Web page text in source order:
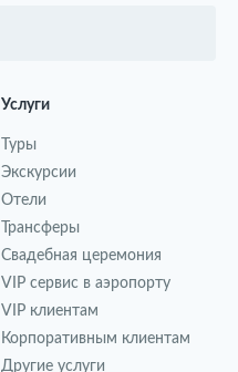
Услуги
Туры
Экскурсии
Отели
Трансферы
Свадебная церемония
VIP сервис в аэропорту
VIP клиентам
Корпоративным клиентам
Другие услуги